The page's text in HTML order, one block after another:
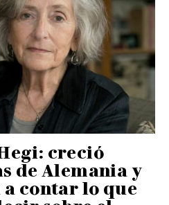
creció
de Alemania y
contar lo que